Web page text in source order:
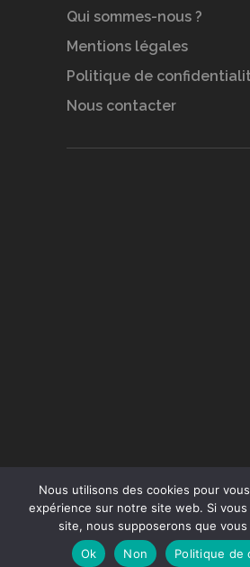
Qui sommes-nous ?
Mentions légales
Politique de
Nous contacter
Conception du site :Agence
Nous utilisons des cookies pour
expérience sur notre site web. Si
site, nous supposerons que
Ok
Non Politique de